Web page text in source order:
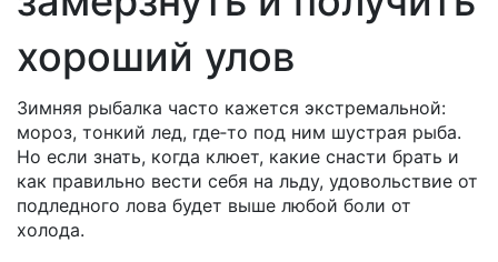
хороший улов
Зимняя рыбалка часто кажется экстремальной:
мороз, тонкий лед, где‑то под ним шустрая рыба.
Но если знать, когда клюет, какие снасти брать и
как правильно вести себя на льду, удовольствие от
подледного лова будет выше любой боли от
холода.